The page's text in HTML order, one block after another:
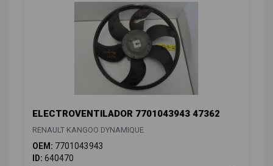
ELECTROVENTILADOR 7701043943 47362
RENAULT KANGOO DYNAMIQUE
OEM: 7701043943
ID: 640470